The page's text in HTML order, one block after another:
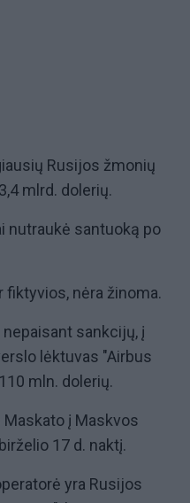
Rusijos žmonių
mlrd. dolerių.
nutraukė santuoką po
fiktyvios, nėra žinoma.
sankcijų, į
lėktuvas "Airbus
mln. dolerių.
į Maskvos
17 d. naktį.
yra Rusijos